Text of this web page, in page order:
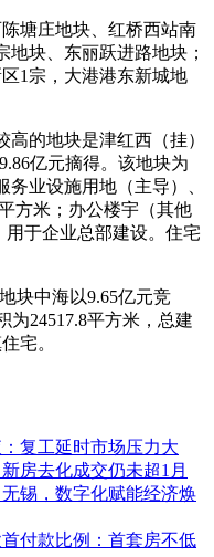
塘庄地块、红桥西站南
地块、东丽跃进路地块；
1宗，大港港东新城地
的地块是津红西（挂）
亿元摘得。该地块为
业设施用地（主导）、
方米；办公楼宇（其他
于企业总部建设。住宅
块中海以9.65亿元竞
为24517.8平方米，总建
宅。
复工延时市场压力大
房去化成交仍未超1月
锡，数字化赋能经济焕
付款比例：首套房不低